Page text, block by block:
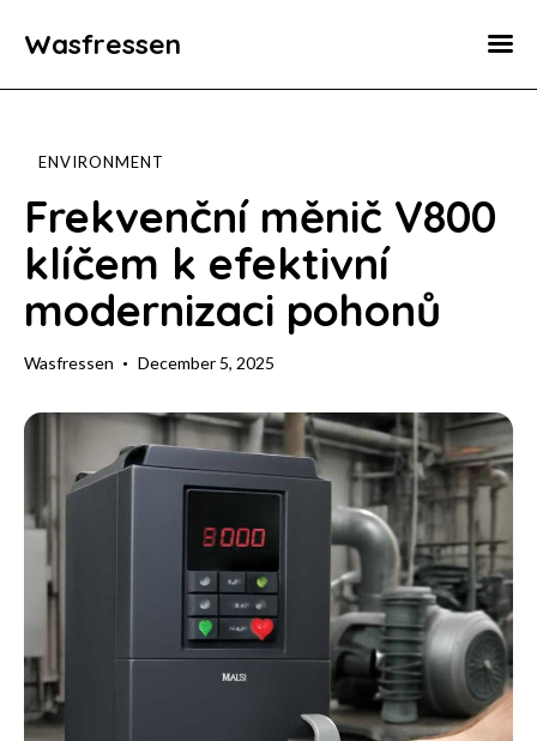
Wasfressen
Home
Environment
Food
Fun Facts
ENVIRONMENT
Frekvenční měnič V800
klíčem k efektivní
modernizaci pohonů
Wasfressen December 5, 2025